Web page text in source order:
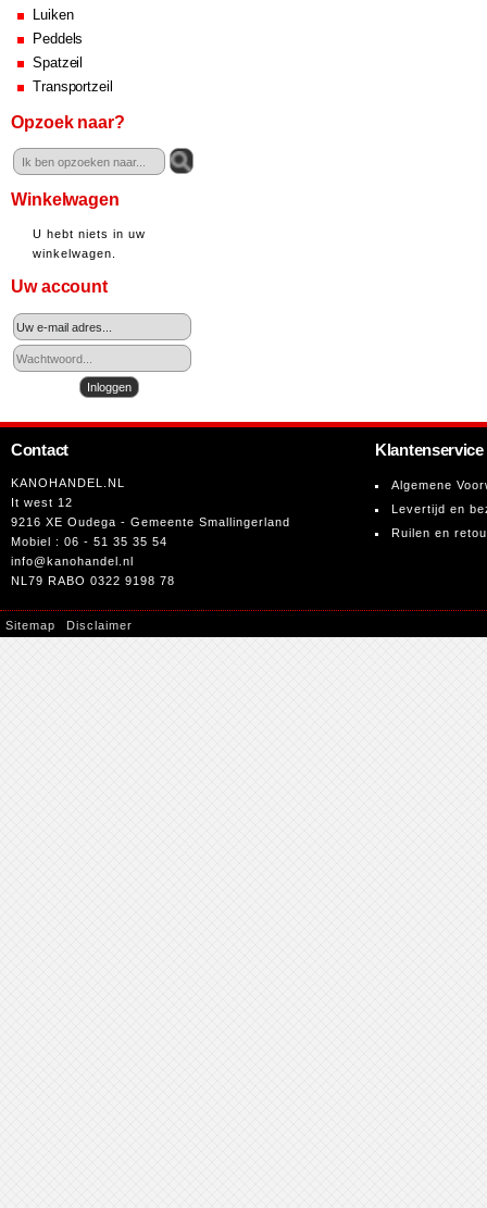
Luiken
Peddels
Spatzeil
Transportzeil
Opzoek naar?
Winkelwagen
U hebt niets in uw
winkelwagen.
Uw account
Contact
KANOHANDEL.NL
It west 12
9216 XE Oudega - Gemeente Smallingerland
Mobiel : 06 - 51 35 35 54
info@kanohandel.nl
NL79 RABO 0322 9198 78
Klantenservice
Algemene
Levertijd en
Ruilen en
Sitemap Disclaimer